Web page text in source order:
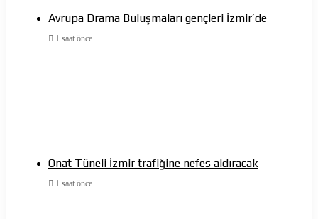
Avrupa Drama Buluşmaları gençleri İzmir’de
1 saat önce
Onat Tüneli İzmir trafiğine nefes aldıracak
1 saat önce